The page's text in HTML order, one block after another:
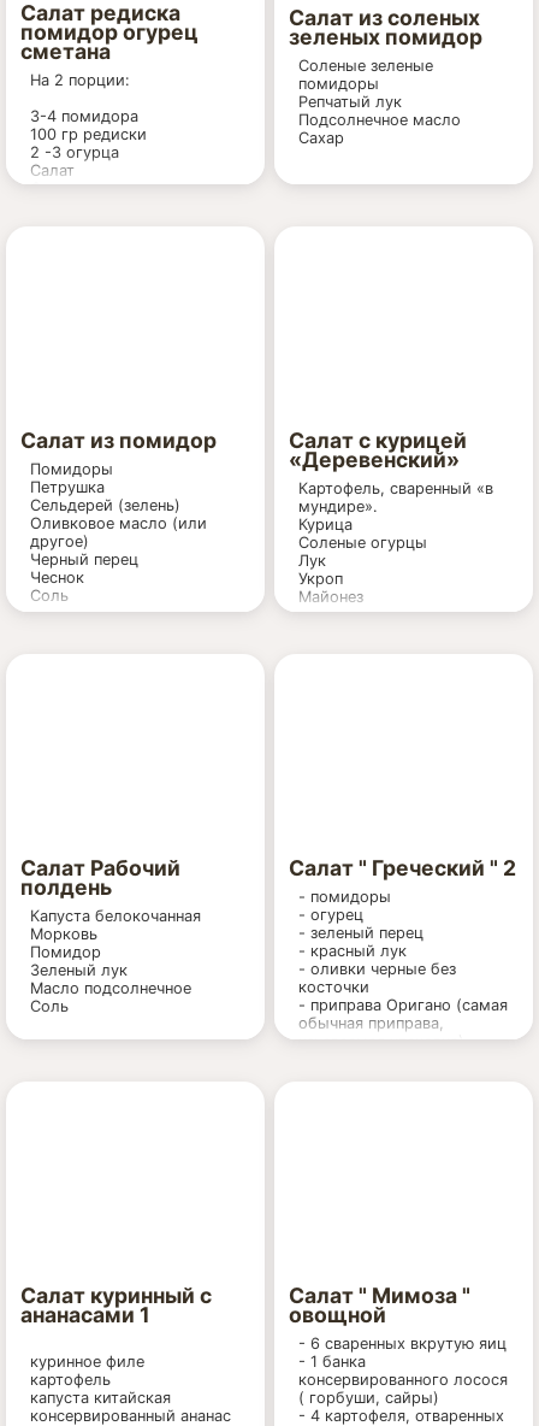
Салат редиска
помидор огурец
сметана
На 2 порции:
3-4 помидора
100 гр редиски
2 -3 огурца
Салат
Соль
Салат из соленых
зеленых помидор
Соленые зеленые
помидоры
Репчатый лук
Подсолнечное масло
Сахар
Салат из помидор
Помидоры
Петрушка
Сельдерей (зелень)
Оливковое масло (или
другое)
Черный перец
Чеснок
Соль
Салат с курицей
«Деревенский»
Картофель, сваренный «в
мундире».
Курица
Соленые огурцы
Лук
Укроп
Майонез
Салат Рабочий
полдень
Капуста белокочанная
Морковь
Помидор
Зеленый лук
Масло подсолнечное
Соль
Салат " Греческий " 2
- помидоры
- огурец
- зеленый перец
- красный лук
- оливки черные без
косточки
- приправа Оригано (самая
обычная приправа,
узнаваемая упаковка)
Салат куринный с
ананасами 1
куринное филе
картофель
капуста китайская
консервированный ананас
Салат " Мимоза "
овощной
- 6 сваренных вкрутую яиц
- 1 банка
консервированного лосося
( горбуши, сайры)
- 4 картофеля, отваренных